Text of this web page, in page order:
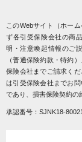
このWebサイト（ホー
ず各引受保険会社の商
明・注意喚起情報のご
（普通保険約款・特約
保険会社までご請求く
は引受保険会社までお
であり、損害保険契約の
承認番号：SJNK18-